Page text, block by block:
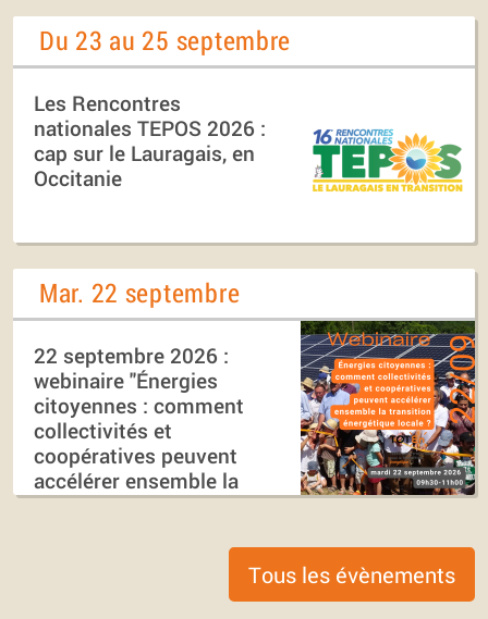
Du 23 au 25 septembre
Les Rencontres
nationales TEPOS 2026 :
cap sur le Lauragais, en
Occitanie
Mar. 22 septembre
22 septembre 2026 :
webinaire "Énergies
citoyennes : comment
collectivités et
coopératives peuvent
accélérer ensemble la
transition énergétique
Tous les évènements